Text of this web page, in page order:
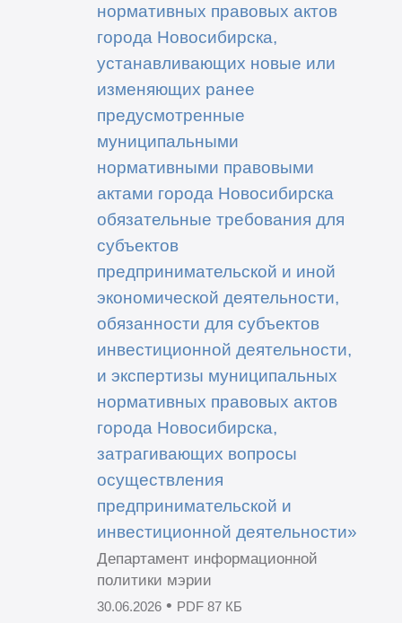
нормативных правовых актов
города Новосибирска,
устанавливающих новые или
изменяющих ранее
предусмотренные
муниципальными
нормативными правовыми
актами города Новосибирска
обязательные требования для
субъектов
предпринимательской и иной
экономической деятельности,
обязанности для субъектов
инвестиционной деятельности,
и экспертизы муниципальных
нормативных правовых актов
города Новосибирска,
затрагивающих вопросы
осуществления
предпринимательской и
инвестиционной деятельности»
Департамент информационной
политики мэрии
30.06.2026• PDF 87 КБ